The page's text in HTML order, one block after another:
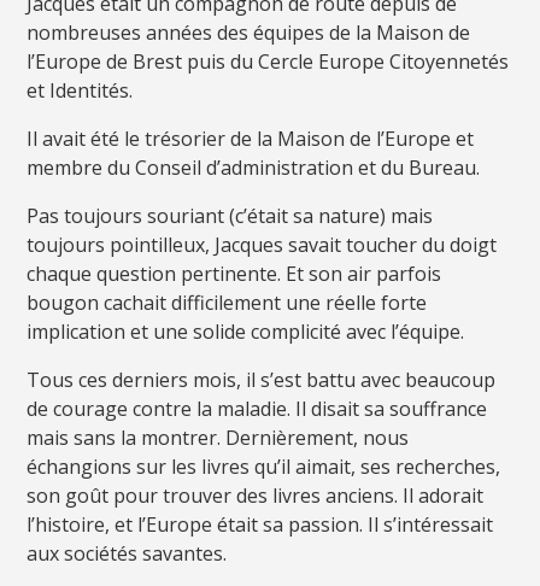
nombreuses années des équipes de la Maison de
l’Europe de Brest puis du Cercle Europe Citoyennetés
et Identités.
Il avait été le trésorier de la Maison de l’Europe et
membre du Conseil d’administration et du Bureau.
Pas toujours souriant (c’était sa nature) mais
toujours pointilleux, Jacques savait toucher du doigt
chaque question pertinente. Et son air parfois
bougon cachait difficilement une réelle forte
implication et une solide complicité avec l’équipe.
Tous ces derniers mois, il s’est battu avec beaucoup
de courage contre la maladie. Il disait sa souffrance
mais sans la montrer. Dernièrement, nous
échangions sur les livres qu’il aimait, ses recherches,
son goût pour trouver des livres anciens. Il adorait
l’histoire, et l’Europe était sa passion. Il s’intéressait
aux sociétés savantes.